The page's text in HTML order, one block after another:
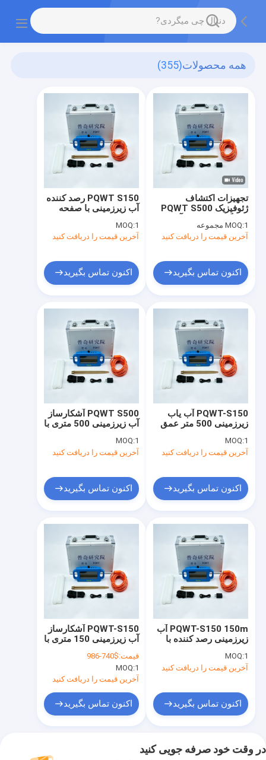
همه محصولات(355)
PQWT S150 رصد کننده
آب زیرزمینی با صفحه
MOQ:1
آخرین قیمت را دریافت کنید
اکنون تماس بگیرید
تجهیزات اکتشاف
ژئوفیزیک PQWT S500
زیرزمینی
MOQ:1 مجموعه
آخرین قیمت را دریافت کنید
اکنون تماس بگیرید
PQWT S500 آشکارساز
آب زیرزمینی 500 متری با
اینچی
MOQ:1
آخرین قیمت را دریافت کنید
اکنون تماس بگیرید
PQWT-S150 آب یاب
زیرزمینی 500 متر عمق
MOQ:1
آخرین قیمت را دریافت کنید
اکنون تماس بگیرید
PQWT-S150 آشکارساز
آب زیرزمینی 150 متری با
اینچی
قیمت:$740-986
MOQ:1
آخرین قیمت را دریافت کنید
اکنون تماس بگیرید
PQWT-S150 150m آب
زیرزمینی رصد کننده با
لمسی
MOQ:1
آخرین قیمت را دریافت کنید
اکنون تماس بگیرید
در وقت خود صرفه جویی کنید